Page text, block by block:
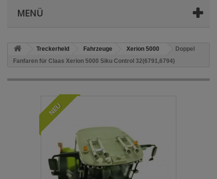
MENÜ
Treckerheld Fahrzeuge Xerion 5000
Doppel
Fanfaren für Claas Xerion 5000 Siku Control 32(6791,6794)
NEU